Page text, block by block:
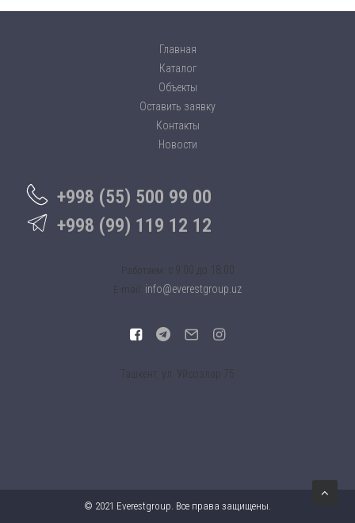
Главная
Каталог
Объекты
Оставить заявку
Контакты
Новости
+998 (55) 500 99 00
+998 (99) 119 12 12
Работаем: c 9:00 до 18:00
E-mail: info@everestgroup.uz
Ташкент, ул. Уйсозлар 75
© 2021 Everestgroup. Все права защищены.